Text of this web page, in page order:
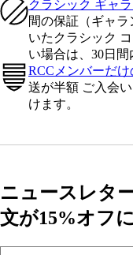
クラシック ギャ
間の保証（ギャ
いたクラシック
い場合は、30日間
RCCメンバーだ
送が半額 ご入会
けます。
ニュースレタ
文が15%オフに